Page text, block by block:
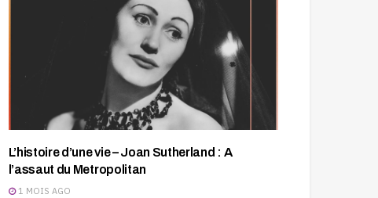
L’histoire d’une vie – Joan Sutherland : A
l’assaut du Metropolitan
1 MOIS AGO